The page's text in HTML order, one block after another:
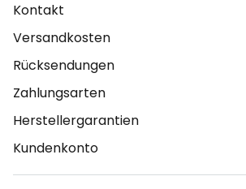
Kontakt
Versandkosten
Rücksendungen
Zahlungsarten
Herstellergarantien
Kundenkonto